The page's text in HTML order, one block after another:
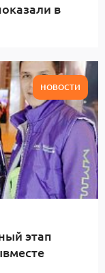
в
НОВОСТИ
этап